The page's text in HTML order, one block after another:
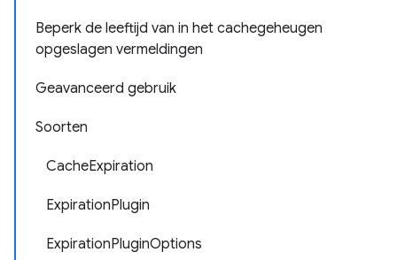
Beperk de leeftijd van in het cachegeheugen
opgeslagen vermeldingen
Geavanceerd gebruik
Soorten
CacheExpiration
ExpirationPlugin
ExpirationPluginOptions